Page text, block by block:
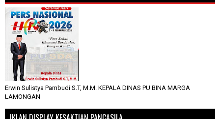
Erwin Sulistya Pambudi S.T, M.M. KEPALA DINAS PU BINA MARGA
LAMONGAN